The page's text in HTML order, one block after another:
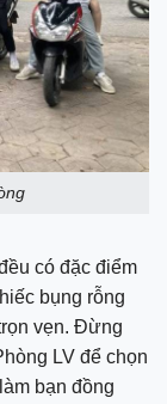
có đặc điểm
bụng rỗng
vẹn. Đừng
LV để chọn
bạn đồng